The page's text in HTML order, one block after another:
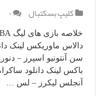
کلیپ بسکتبال
۰
دالاس ماوریکس لینک
سن آنتونیو اسپرز –
باکس لینک دانلود
آنجلس لیکرز – لس …